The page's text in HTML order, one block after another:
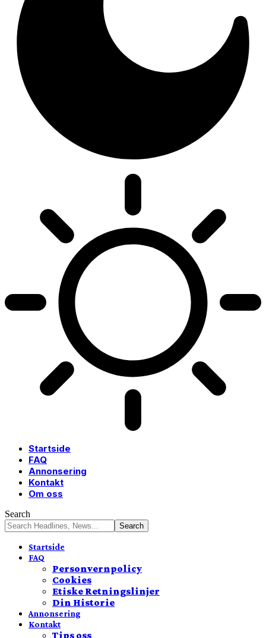
Startside
FAQ
Annonsering
Kontakt
Om oss
Search
Startside
FAQ
Personvernpolicy
Cookies
Etiske Retningslinjer
Din Historie
Annonsering
Kontakt
Tips oss